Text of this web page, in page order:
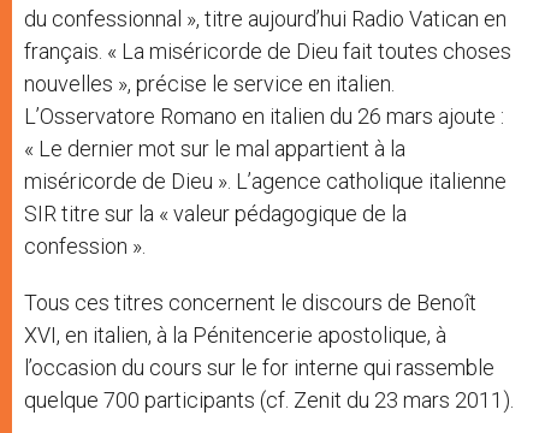
du confessionnal », titre aujourd’hui Radio Vatican en
français. « La miséricorde de Dieu fait toutes choses
nouvelles », précise le service en italien.
L’Osservatore Romano en italien du 26 mars ajoute :
« Le dernier mot sur le mal appartient à la
miséricorde de Dieu ». L’agence catholique italienne
SIR titre sur la « valeur pédagogique de la
confession ».
Tous ces titres concernent le discours de Benoît
XVI, en italien, à la Pénitencerie apostolique, à
l’occasion du cours sur le for interne qui rassemble
quelque 700 participants (cf. Zenit du 23 mars 2011).